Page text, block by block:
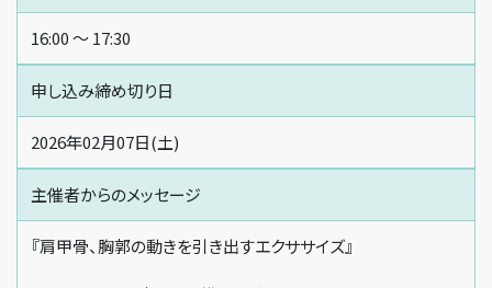
16:00 〜 17:30
申し込み締め切り日
2026年02月07日(土)
主催者からのメッセージ
『肩甲骨、胸郭の動きを引き出すエクササイズ』